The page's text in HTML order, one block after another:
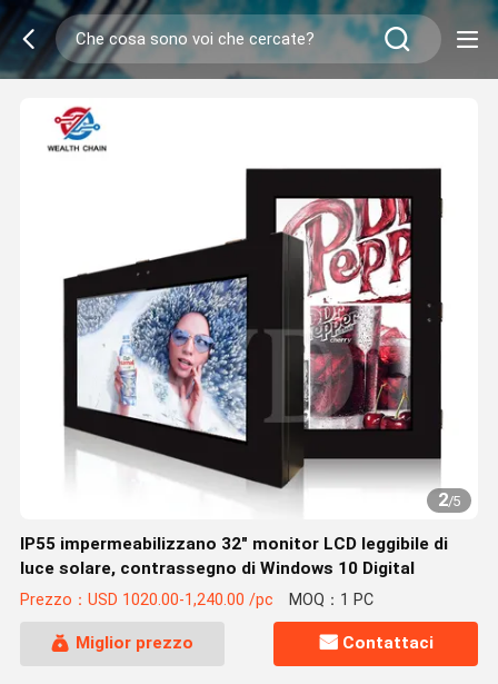
2/5
IP55 impermeabilizzano 32" monitor LCD leggibile di
luce solare, contrassegno di Windows 10 Digital
Prezzo：USD 1020.00-1,240.00 /pc MOQ：1 PC
Miglior prezzo Contattaci